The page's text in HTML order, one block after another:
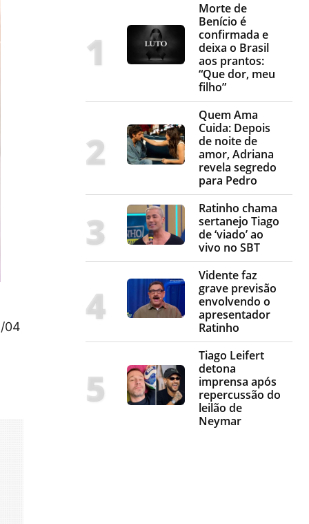
04
Morte de
Benício é
confirmada e
deixa o Brasil
aos prantos:
“Que dor, meu
filho”
Quem Ama
Cuida: Depois
de noite de
amor, Adriana
revela segredo
para Pedro
Ratinho chama
sertanejo Tiago
de ‘viado’ ao
vivo no SBT
Vidente faz
grave previsão
envolvendo o
apresentador
Ratinho
Tiago Leifert
detona
imprensa após
repercussão do
leilão de
Neymar